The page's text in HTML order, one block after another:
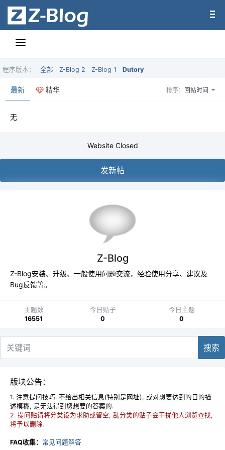
程序版本： 全部 Z-Blog 2 Z-Blog 1 Dutory
最新 精华 排序： 回帖时间
无
Website Closed
发新帖
Z-Blog
Z-Blog安装、升级、一般使用问题交流，经验使用分享、建议及
Bug反馈等。
主题数
16551
今日贴子
0
今日主题
0
搜索
版块公告：
1. 注意提问技巧. 不给出相关信息(特别是网址), 或对想要达到的目的描
述模糊, 是无法得到您想要的答案的.
2. 提问贴请将分类设为求助或留空, 乱分类的贴子会干扰他人浏览查找,
将予以删除.
FAQ收集： 常见问题解答